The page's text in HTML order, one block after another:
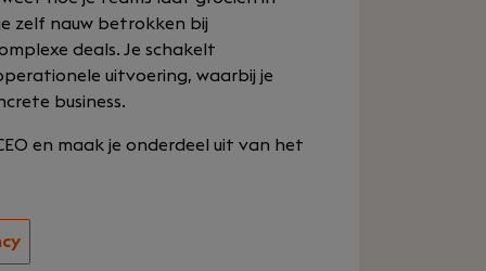
zelf nauw betrokken bij
deals. Je schakelt
uitvoering, waarbij je
business.
en maak je onderdeel uit van het